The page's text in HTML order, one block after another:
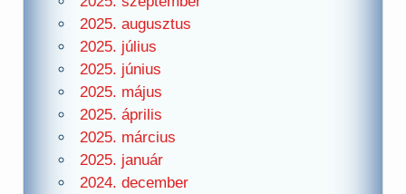
2025. augusztus
2025. július
2025. június
2025. május
2025. április
2025. március
2025. január
2024. december